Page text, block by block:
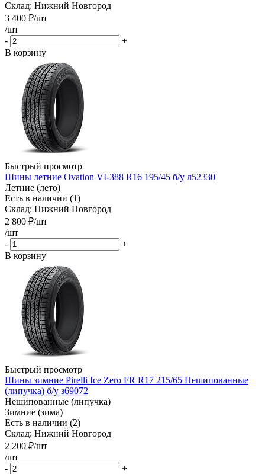
Склад: Нижний Новгород
3 400 ₽/шт
/шт
-
+
В корзину
Быстрый просмотр
Шины летние Ovation VI-388 R16 195/45 б/у л52330
Летние (лето)
Есть в наличии (1)
Склад: Нижний Новгород
2 800 ₽/шт
/шт
-
+
В корзину
Быстрый просмотр
Шины зимние Pirelli Ice Zero FR R17 215/65 Нешипованные
(липучка) б/у з69072
Нешипованные (липучка)
Зимние (зима)
Есть в наличии (2)
Склад: Нижний Новгород
2 200 ₽/шт
/шт
-
+